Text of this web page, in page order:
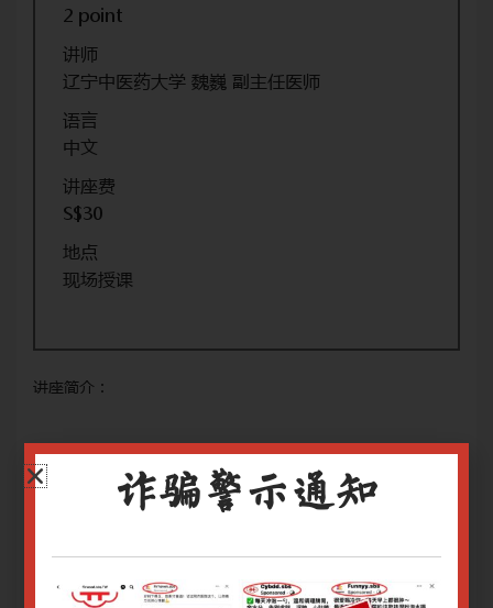
2 point
讲师
辽宁中医药大学 魏巍 副主任医师
语言
中文
讲座费
S$30
地点
现场授课
讲座简介：
本次讲座将专注于儿童抽动症及生长发育迟缓的中医外
论讲解和实操演示，帮助参与者深入了解并掌握中医治
诈骗警示通知